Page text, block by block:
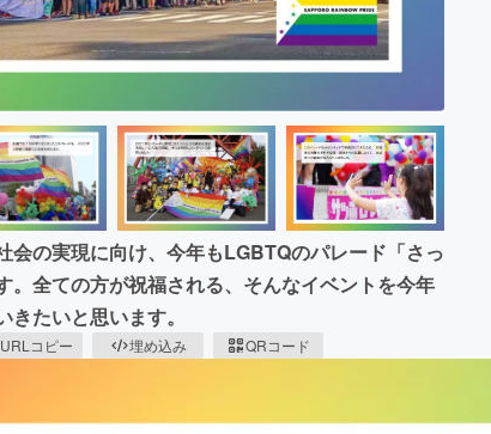
の実現に向け、今年もLGBTQのパレード「さっ
全ての方が祝福される、そんなイベントを今年
たいと思います。
URLコピー 埋め込み QRコード